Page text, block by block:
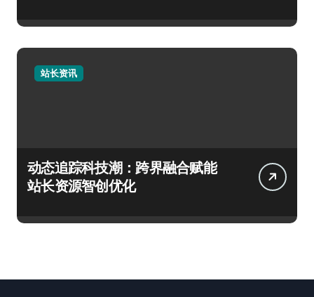
站长资讯
动态追踪科技潮：跨界融合赋能
站长资源智创优化